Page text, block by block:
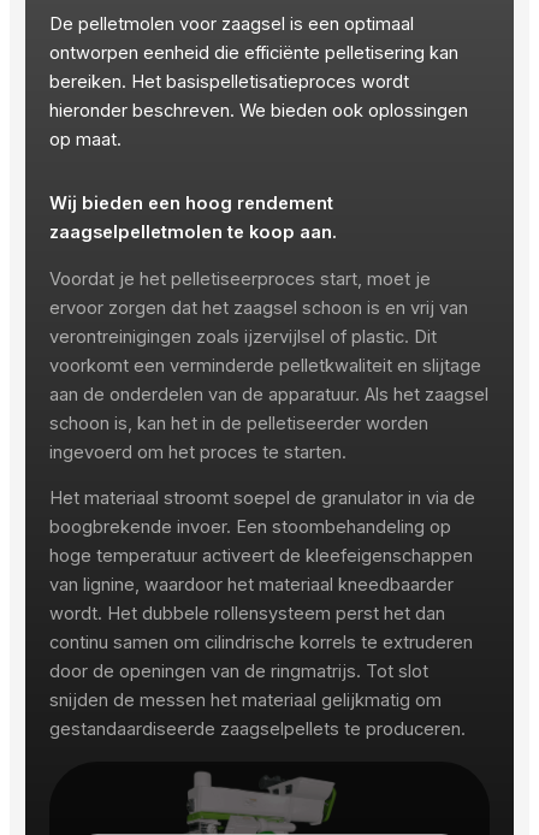
De pelletmolen voor zaagsel is een optimaal
ontworpen eenheid die efficiënte pelletisering kan
bereiken. Het basispelletisatieproces wordt
hieronder beschreven. We bieden ook oplossingen
op maat.
Wij bieden een hoog rendement
zaagselpelletmolen te koop aan.
Voordat je het pelletiseerproces start, moet je
ervoor zorgen dat het zaagsel schoon is en vrij van
verontreinigingen zoals ijzervijlsel of plastic. Dit
voorkomt een verminderde pelletkwaliteit en slijtage
aan de onderdelen van de apparatuur. Als het zaagsel
schoon is, kan het in de pelletiseerder worden
ingevoerd om het proces te starten.
Het materiaal stroomt soepel de granulator in via de
boogbrekende invoer. Een stoombehandeling op
hoge temperatuur activeert de kleefeigenschappen
van lignine, waardoor het materiaal kneedbaarder
wordt. Het dubbele rollensysteem perst het dan
continu samen om cilindrische korrels te extruderen
door de openingen van de ringmatrijs. Tot slot
snijden de messen het materiaal gelijkmatig om
gestandaardiseerde zaagselpellets te produceren.